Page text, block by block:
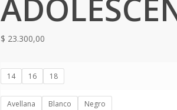
$ 23.300,00
14 16 18
Avellana Blanco Negro